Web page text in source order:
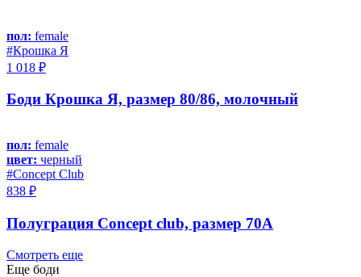
пол: female
#Крошка Я
1 018 ₽
Боди Крошка Я, размер 80/86, молочный
пол: female
цвет: черный
#Concept Club
838 ₽
Полуграция Concept club, размер 70A
Смотреть еще
Еще боди